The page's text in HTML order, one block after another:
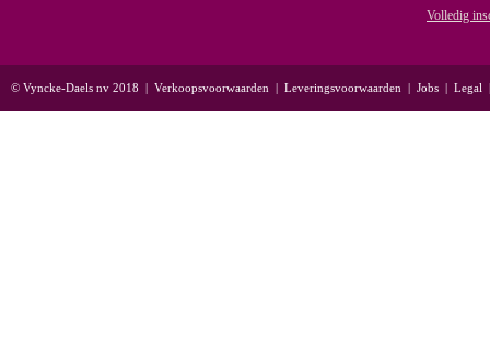
Volledig
© Vyncke-Daels nv 2018 | Verkoopsvoorwaarden | Leveringsvoorwaarden | Jobs | Legal